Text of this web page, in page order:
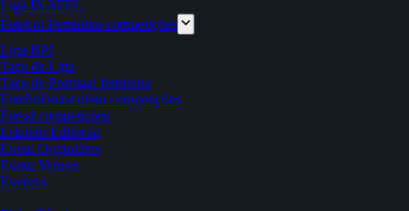
Liga INATEL
Futebol Feminino competições
Liga BPI
Taça da Liga
Taça de Portugal feminina
Futebol masculino competições
Futsal competições
Estatuto Editorial
Event Organizers
Event Venues
Eventos